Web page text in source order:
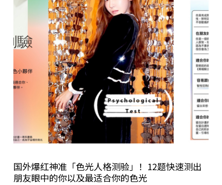
n
国外爆红神准「色光人格测验」！12题快速测出
朋友眼中的你以及最适合你的色光